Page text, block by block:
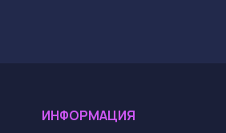
ИНФОРМАЦИЯ